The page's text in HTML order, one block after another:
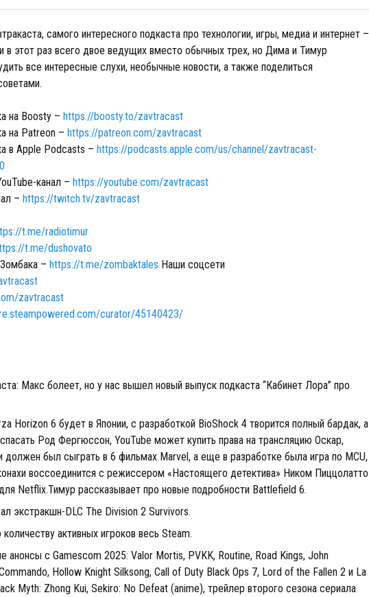
самого интересного подкаста про технологии, игры, медиа и интернет –
в этот раз всего двое ведущих вместо обычных трех, но Дима и Тимур
все интересные слухи, необычные новости, а также поделиться
на Boosty – https://boosty.to/zavtracast
на Patreon – https://patreon.com/zavtracast
в Apple Podcasts – https://podcasts.apple.com/us/channel/zavtracast-
канал – https://youtube.com/zavtracast
– https://twitch.tv/zavtracast
t.me/radiotimur
t.me/dushovato
– https://t.me/zombaktales Наши соцсети
zavtracast
curator/45140423/
Макс болеет, но у нас вышел новый выпуск подкаста “Кабинет Лора” про
Horizon 6 будет в Японии, с разработкой BioShock 4 творится полный бардак, а
Род Фергюссон, YouTube может купить права на трансляцию Оскар,
был сыграть в 6 фильмах Marvel, а еще в разработке была игра по MCU,
воссоединится с режиссером «Настоящего детектива» Ником Пиццолатто
Netflix.Тимур рассказывает про новые подробности Battlefield 6.
экстракшн-DLC The Division 2 Survivors.
активных игроков весь Steam.
анонсы с Gamescom 2025: Valor Mortis, PVKK, Routine, Road Kings, John
Hollow Knight Silksong, Call of Duty Black Ops 7, Lord of the Fallen 2 и La
Myth: Zhong Kui, Sekiro: No Defeat (anime), трейлер второго сезона сериала